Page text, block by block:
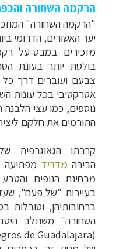
הרקמה השחורה
"הרקמה השחורה"
יער האשורים, הדרומי
מזכירים במבט-על
בולטת יותר בעונת
צבעם ועוברים דרך כל
אטרקטיבי בכל עונות
נוספים, כמו עצי הלבנה
התורמים את חלקם
קרבתו הגאוגרפית
הבירה מדריד מפתיעה
מבחינת הנופים
בעיירות "של פעם",
ברחובותיהן,
השחורה" משתלב
(
de Guadalajara